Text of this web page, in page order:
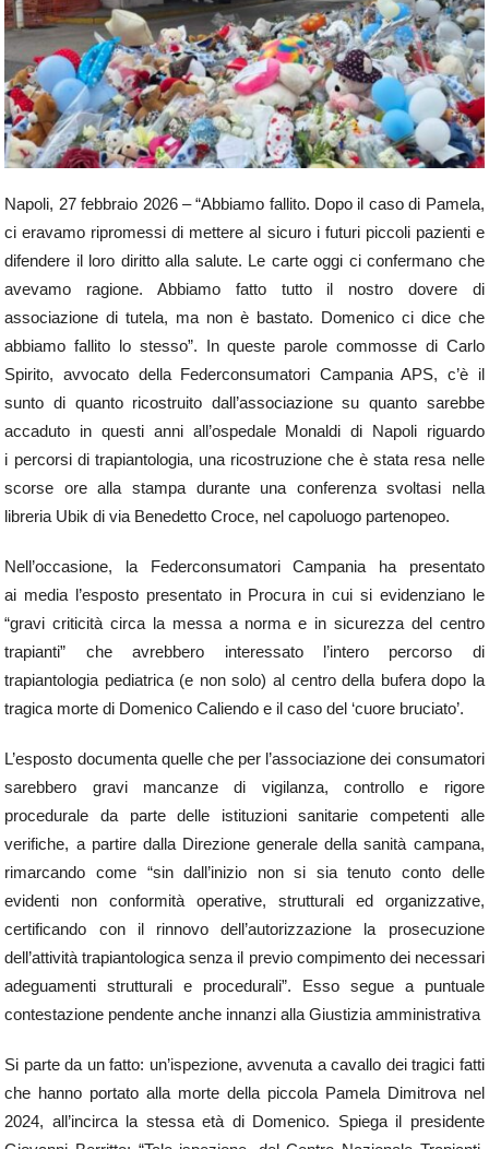
Napoli, 27 febbraio 2026 – “Abbiamo fallito. Dopo il caso di Pamela,
ci eravamo ripromessi di mettere al sicuro i futuri piccoli pazienti e
difendere il loro diritto alla salute. Le carte oggi ci confermano che
avevamo ragione. Abbiamo fatto tutto il nostro dovere di
associazione di tutela, ma non è bastato. Domenico ci dice che
abbiamo fallito lo stesso”. In queste parole commosse di Carlo
Spirito, avvocato della Federconsumatori Campania APS, c’è il
sunto di quanto ricostruito dall’associazione su quanto sarebbe
accaduto in questi anni all’ospedale Monaldi di Napoli riguardo
i percorsi di trapiantologia, una ricostruzione che è stata resa nelle
scorse ore alla stampa durante una conferenza svoltasi nella
libreria Ubik di via Benedetto Croce, nel capoluogo partenopeo.
Nell’occasione, la Federconsumatori Campania ha presentato
ai media l’esposto presentato in Procura in cui si evidenziano le
“gravi criticità circa la messa a norma e in sicurezza del centro
trapianti” che avrebbero interessato l’intero percorso di
trapiantologia pediatrica (e non solo) al centro della bufera dopo la
tragica morte di Domenico Caliendo e il caso del ‘cuore bruciato’.
L’esposto documenta quelle che per l’associazione dei consumatori
sarebbero gravi mancanze di vigilanza, controllo e rigore
procedurale da parte delle istituzioni sanitarie competenti alle
verifiche, a partire dalla Direzione generale della sanità campana,
rimarcando come “sin dall’inizio non si sia tenuto conto delle
evidenti non conformità operative, strutturali ed organizzative,
certificando con il rinnovo dell’autorizzazione la prosecuzione
dell’attività trapiantologica senza il previo compimento dei necessari
adeguamenti strutturali e procedurali”. Esso segue a puntuale
contestazione pendente anche innanzi alla Giustizia amministrativa
Si parte da un fatto: un’ispezione, avvenuta a cavallo dei tragici fatti
che hanno portato alla morte della piccola Pamela Dimitrova nel
2024, all’incirca la stessa età di Domenico. Spiega il presidente